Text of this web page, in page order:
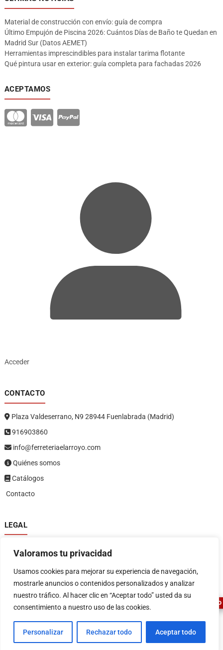
Valoramos tu privacidad
Usamos cookies para mejorar su experiencia de navegación,
mostrarle anuncios o contenidos personalizados y analizar
nuestro tráfico. Al hacer clic en “Aceptar todo” usted da su
consentimiento a nuestro uso de las cookies.
Personalizar Rechazar todo Aceptar todo
Material de construcción con envío: guía de compra
Último Empujón de Piscina 2026: Cuántos Días de Baño te Quedan en
Madrid Sur (Datos AEMET)
Herramientas imprescindibles para instalar tarima flotante
Qué pintura usar en exterior: guía completa para fachadas 2026
ACEPTAMOS
Acceder
CONTACTO
Plaza Valdeserrano, N9 28944 Fuenlabrada (Madrid)
916903860
info@ferreteriaelarroyo.com
Quiénes somos
Catálogos
Contacto
LEGAL
Política de privacidad
Política de devoluciones y reembolsos
Términos y condiciones
FERRETERIA EL ARROYO | Diseñado por:Tema Freesia| © 2026WordPress
ASESOR FERRETERO